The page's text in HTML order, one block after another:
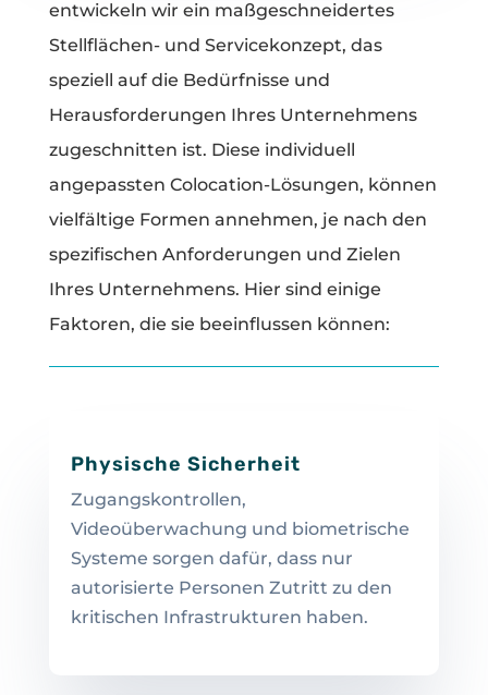
entwickeln wir ein maßgeschneidertes
Stellflächen- und Servicekonzept, das
speziell auf die Bedürfnisse und
Herausforderungen Ihres Unternehmens
zugeschnitten ist. Diese individuell
angepassten Colocation-Lösungen, können
vielfältige Formen annehmen, je nach den
spezifischen Anforderungen und Zielen
Ihres Unternehmens. Hier sind einige
Faktoren, die sie beeinflussen können:
Physische Sicherheit
Zugangskontrollen,
Videoüberwachung und biometrische
Systeme sorgen dafür, dass nur
autorisierte Personen Zutritt zu den
kritischen Infrastrukturen haben.